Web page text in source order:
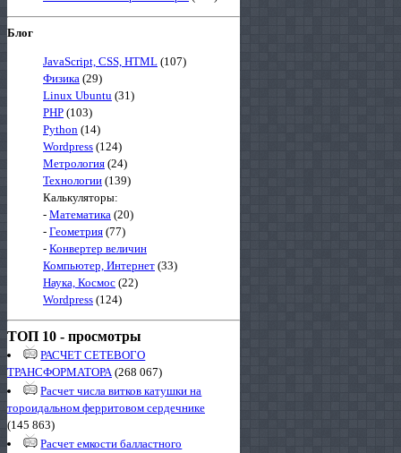
Блог
JavaScript, CSS, HTML (107)
Физика (29)
Linux Ubuntu (31)
PHP (103)
Python (14)
Wordpress (124)
Метрология (24)
Технологии (139)
Калькуляторы:
- Математика (20)
- Геометрия (77)
- Конвертер величин
Компьютер, Интернет (33)
Наука, Космос (22)
Wordpress (124)
ТОП 10 - просмотры
РАСЧЕТ СЕТЕВОГО
ТРАНСФОРМАТОРА(268 067)
Расчет числа витков катушки на
тороидальном ферритовом сердечнике
(145 863)
Расчет емкости балластного